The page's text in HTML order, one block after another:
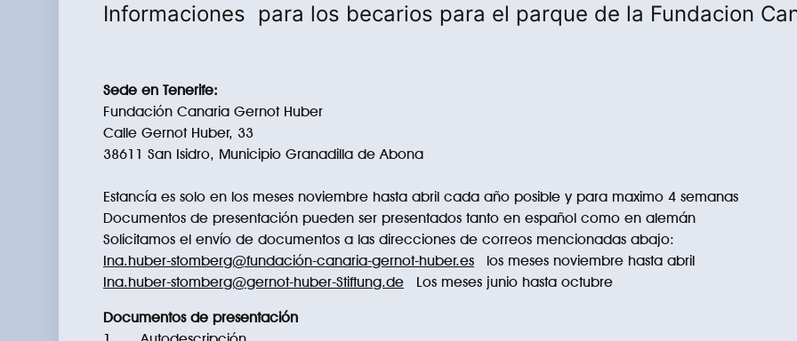
Informaciones para los becarios para el parque de la Fundacion
Sede en Tenerife:
Fundación Canaria Gernot Huber
Calle Gernot Huber, 33
38611 San Isidro, Municipio Granadilla de Abona
Estancía es solo en los meses noviembre hasta abril cada año posible y para maximo 4 semanas
Documentos de presentación pueden ser presentados tanto en español como en alemán
Solicitamos el envío de documentos a las direcciones de correos mencionadas abajo:
Ina.huber-stomberg@fundación-canaria-gernot-huber.es los meses noviembre hasta abril
Ina.huber-stomberg@gernot-huber-Stiftung.de Los meses junio hasta octubre
Documentos de presentación